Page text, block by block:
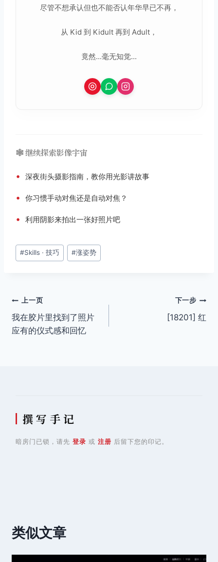
尽管不想承认但也不能否认年华早已不再，
从 Kid 到 Kidult 再到 Adult，
竟然...毫无知觉...
🕸️ 继续探索影像宇宙
• 深夜街头摄影指南，教你用光影讲故事
• 你习惯手动对焦还是自动对焦？
• 利用阴影来拍出一张好照片吧
文
章
#Skills · 技巧 #涨姿势
文
章
上一页
我在胶片里找到了照片
应有的仪式感和回忆
下一步
[18201] 红
撰 写 手 记
暗房门已锁，请先 登录 或 注册 后留下您的印记。
类似文章